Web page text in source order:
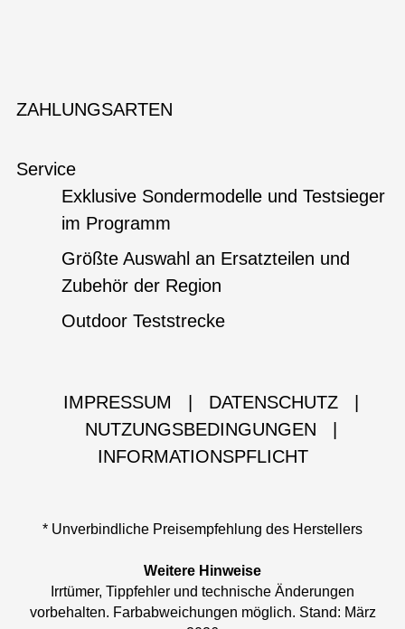
ZAHLUNGSARTEN
Service
Exklusive Sondermodelle und Testsieger
im Programm
Größte Auswahl an Ersatzteilen und
Zubehör der Region
Outdoor Teststrecke
IMPRESSUM DATENSCHUTZ
NUTZUNGSBEDINGUNGEN
INFORMATIONSPFLICHT
* Unverbindliche Preisempfehlung des Herstellers
Weitere Hinweise
Irrtümer, Tippfehler und technische Änderungen
vorbehalten. Farbabweichungen möglich. Stand: März